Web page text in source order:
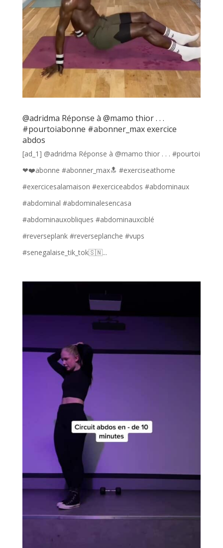
@adridma Réponse à @mamo thior . . .
#pourtoiabonne #abonner_max exercice
abdos
[ad_1] @adridma Réponse à @mamo thior . . . #pourtoi
❤❤️abonne #abonner_max🔝 #exerciseathome
#exercicesalamaison #exerciceabdos #abdominaux
#abdominal #abdominalesencasa
#abdominauxobliques #abdominauxciblé
#reverseplank #reverseplanche #vups
#senegalaise_tik_tok🇸🇳...